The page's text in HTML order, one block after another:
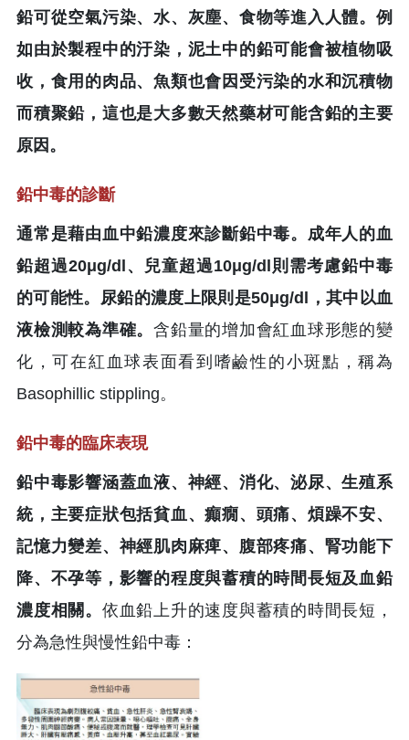
鉛可從空氣污染、水、灰塵、食物等進入人體。例
如由於製程中的汙染，泥土中的鉛可能會被植物吸
收，食用的肉品、魚類也會因受污染的水和沉積物
而積聚鉛，這也是大多數天然藥材可能含鉛的主要
原因。
鉛中毒的診斷
通常是藉由血中鉛濃度來診斷鉛中毒。成年人的血
鉛超過20μg/dl、兒童超過10μg/dl則需考慮鉛中毒
的可能性。尿鉛的濃度上限則是50μg/dl，其中以血
液檢測較為準確。含鉛量的增加會紅血球形態的變
化，可在紅血球表面看到嗜鹼性的小斑點，稱為
Basophillic stippling。
鉛中毒的臨床表現
鉛中毒影響涵蓋血液、神經、消化、泌尿、生殖系
統，主要症狀包括貧血、癲癇、頭痛、煩躁不安、
記憶力變差、神經肌肉麻痺、腹部疼痛、腎功能下
降、不孕等，影響的程度與蓄積的時間長短及血鉛
濃度相關。 依血鉛上升的速度與蓄積的時間長短，
分為急性與慢性鉛中毒：